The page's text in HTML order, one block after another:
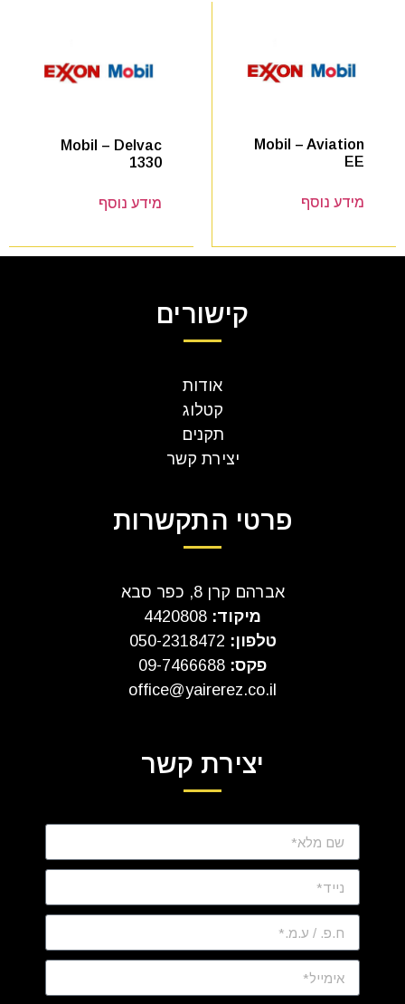
Mobil – Aviation
EE
מידע נוסף
Mobil – Delvac
1330
מידע נוסף
קישורים
אודות
קטלוג
תקנים
יצירת קשר
פרטי התקשרות
אברהם קרן 8, כפר סבא
מיקוד:
טלפון:
פקס: 09-7466688
office@yairerez.co.il
יצירת קשר